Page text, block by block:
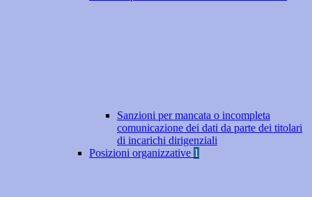
Sanzioni per mancata o incompleta
comunicazione dei dati da parte dei titolari
di incarichi dirigenziali
Posizioni organizzative 1